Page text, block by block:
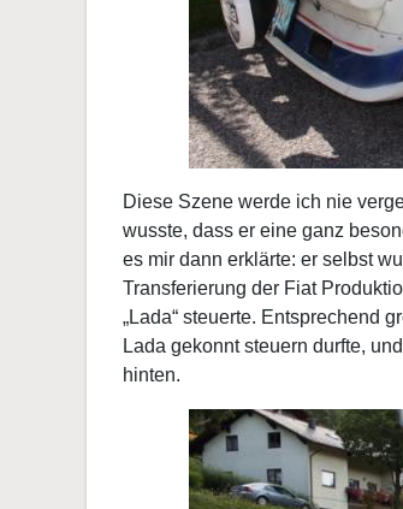
Diese Szene werde ich nie
wusste, dass er eine ganz
es mir dann erklärte: er selbst
Transferierung der Fiat
„Lada“ steuerte. Entsprechend
Lada gekonnt steuern durfte,
hinten.